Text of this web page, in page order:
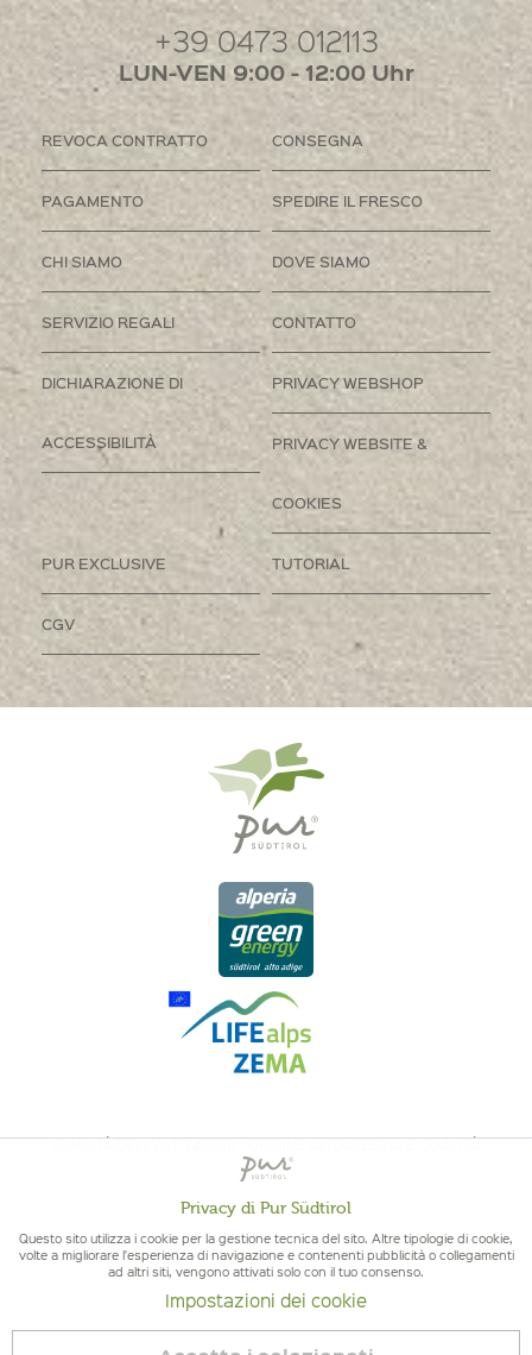
+39 0473 012113
LUN-VEN 9:00 - 12:00 Uhr
REVOCA CONTRATTO CONSEGNA
PAGAMENTO SPEDIRE IL FRESCO
CHI SIAMO DOVE SIAMO
SERVIZIO REGALI CONTATTO
DICHIARAZIONE DI
ACCESSIBILITÀ
PRIVACY WEBSHOP
PRIVACY WEBSITE &
COOKIES
PUR EXCLUSIVE TUTORIAL
CGV
CONTROLLATA
Privacy di Pur Südtirol
Questo sito utilizza i cookie per la gestione tecnica del sito. Altre tipologie di cookie,
volte a migliorare l'esperienza di navigazione e contenenti pubblicità o collegamenti
ad altri siti, vengono attivati solo con il tuo consenso.
Impostazioni dei cookie